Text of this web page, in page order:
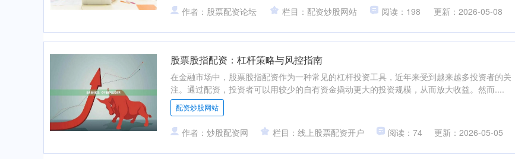
作者：股票配资论坛 栏目：配资炒股网站 阅读：198 更新：2026-05-08
股票股指配资：杠杆策略与风控指南
在金融市场中，股票股指配资作为一种常见的杠杆投资工具，近年来受到越来越多投资者的关
注。通过配资，投资者可以用较少的自有资金撬动更大的投资规模，从而放大收益。然而....
配资炒股网站
作者：炒股配资网 栏目：线上股票配资开户 阅读：74 更新：2026-05-05